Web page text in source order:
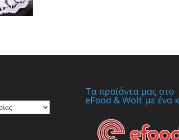
Τα προϊόντα μας στο
eFood & Wolt με ένα